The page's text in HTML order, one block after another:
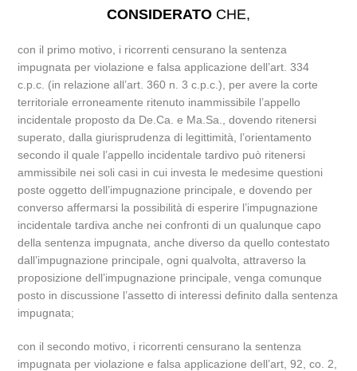
CONSIDERATO CHE,
con il primo motivo, i ricorrenti censurano la sentenza
impugnata per violazione e falsa applicazione dell’art. 334
c.p.c. (in relazione all’art. 360 n. 3 c.p.c.), per avere la corte
territoriale erroneamente ritenuto inammissibile l’appello
incidentale proposto da De.Ca. e Ma.Sa., dovendo ritenersi
superato, dalla giurisprudenza di legittimità, l’orientamento
secondo il quale l’appello incidentale tardivo può ritenersi
ammissibile nei soli casi in cui investa le medesime questioni
poste oggetto dell’impugnazione principale, e dovendo per
converso affermarsi la possibilità di esperire l’impugnazione
incidentale tardiva anche nei confronti di un qualunque capo
della sentenza impugnata, anche diverso da quello contestato
dall’impugnazione principale, ogni qualvolta, attraverso la
proposizione dell’impugnazione principale, venga comunque
posto in discussione l’assetto di interessi definito dalla sentenza
impugnata;
con il secondo motivo, i ricorrenti censurano la sentenza
impugnata per violazione e falsa applicazione dell’art, 92, co. 2,